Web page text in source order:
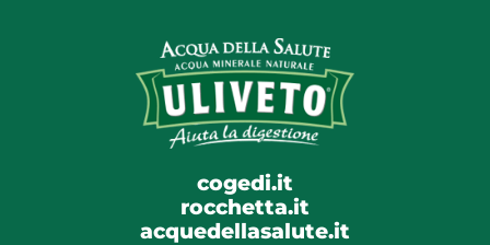
cogedi.it
rocchetta.it
acquedellasalute.it